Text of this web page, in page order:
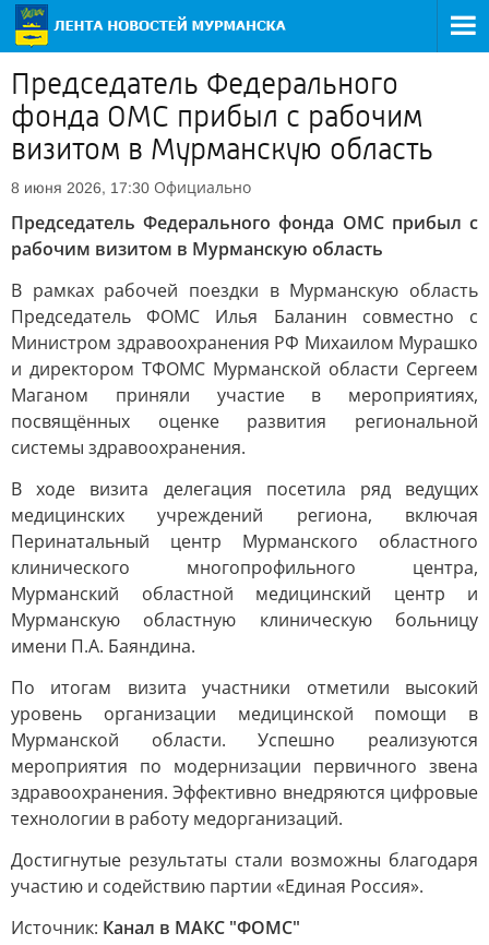
Председатель Федерального
фонда ОМС прибыл с рабочим
визитом в Мурманскую область
8 июня 2026, 17:30 Официально
Председатель Федерального фонда ОМС прибыл с
рабочим визитом в Мурманскую область
В рамках рабочей поездки в Мурманскую область
Председатель ФОМС Илья Баланин совместно с
Министром здравоохранения РФ Михаилом Мурашко
и директором ТФОМС Мурманской области Сергеем
Маганом приняли участие в мероприятиях,
посвящённых оценке развития региональной
системы здравоохранения.
В ходе визита делегация посетила ряд ведущих
медицинских учреждений региона, включая
Перинатальный центр Мурманского областного
клинического многопрофильного центра,
Мурманский областной медицинский центр и
Мурманскую областную клиническую больницу
имени П.А. Баяндина.
По итогам визита участники отметили высокий
уровень организации медицинской помощи в
Мурманской области. Успешно реализуются
мероприятия по модернизации первичного звена
здравоохранения. Эффективно внедряются цифровые
технологии в работу медорганизаций.
Достигнутые результаты стали возможны благодаря
участию и содействию партии «Единая Россия».
Источник: Канал в МАКС "ФОМС"